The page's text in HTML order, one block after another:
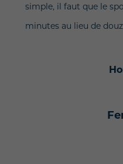
simple, il faut que le
minutes au lieu de